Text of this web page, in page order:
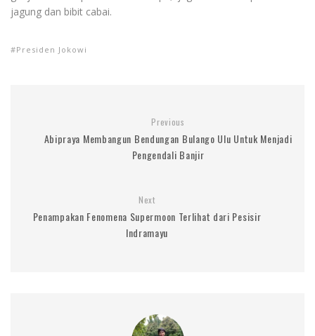
jagung dan bibit cabai.
Presiden Jokowi
Previous
Abipraya Membangun Bendungan Bulango Ulu Untuk Menjadi
Pengendali Banjir
Next
Penampakan Fenomena Supermoon Terlihat dari Pesisir
Indramayu